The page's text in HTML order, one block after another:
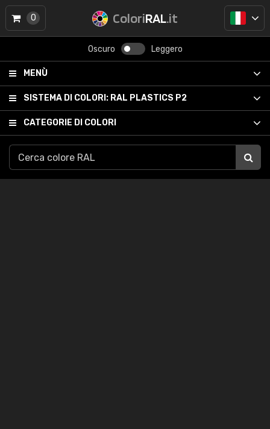
ColoriRAL.it
Oscuro Leggero
MENÙ
SISTEMA DI COLORI: RAL PLASTICS P2
CATEGORIE DI COLORI
0